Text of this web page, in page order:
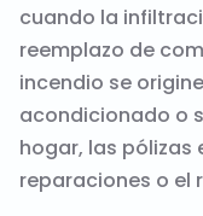
cuando la
reemplazo de
incendio se
acondicionado o
hogar, las pólizas
reparaciones o el